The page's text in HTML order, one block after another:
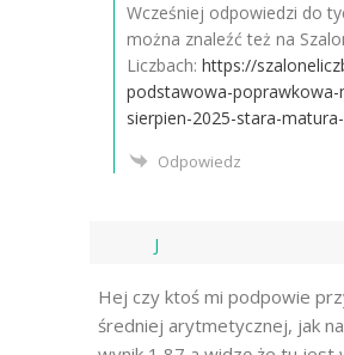
Wcześniej odpowiedzi do
można znaleźć też na
Liczbach: https://
podstawowa-
sierpien-2025-stara-
Odpowiedz
J
Hej czy ktoś mi podpowie
średniej arytmetycznej, jak